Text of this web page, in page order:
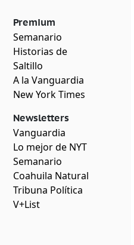
Premium
Semanario
Historias de
Saltillo
A la Vanguardia
New York Times
Newsletters
Vanguardia
Lo mejor de NYT
Semanario
Coahuila Natural
Tribuna Política
V+List